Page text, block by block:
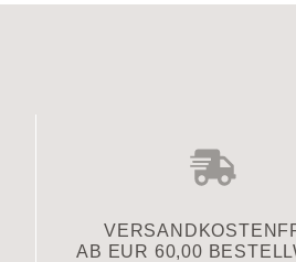
AB EUR 60,00